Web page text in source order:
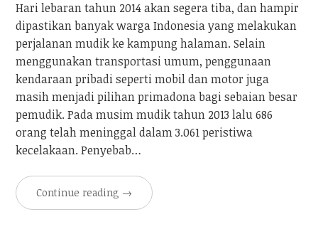
Hari lebaran tahun 2014 akan segera tiba, dan hampir
dipastikan banyak warga Indonesia yang melakukan
perjalanan mudik ke kampung halaman. Selain
menggunakan transportasi umum, penggunaan
kendaraan pribadi seperti mobil dan motor juga
masih menjadi pilihan primadona bagi sebaian besar
pemudik. Pada musim mudik tahun 2013 lalu 686
orang telah meninggal dalam 3.061 peristiwa
kecelakaan. Penyebab…
Continue reading →